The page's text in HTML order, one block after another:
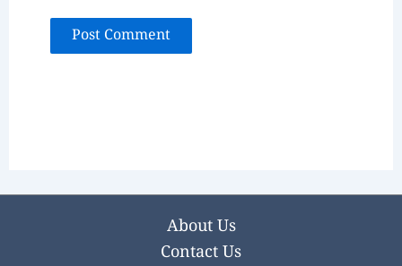
About Us
Contact Us